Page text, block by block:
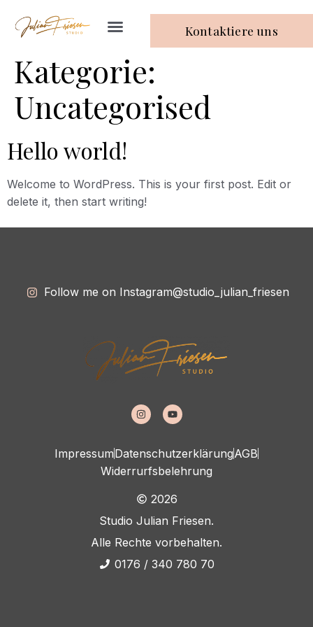
Kontaktiere uns
Kategorie:
Uncategorised
Hello world!
Welcome to WordPress. This is your first post. Edit or
delete it, then start writing!
Follow me on Instagram@studio_julian_friesen
ImpressumDatenschutzerklärungAGB
Widerrurfsbelehrung
2026
Studio Julian Friesen.
Alle Rechte vorbehalten.
0176 / 340 780 70